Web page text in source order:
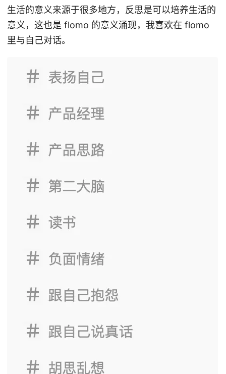
生活的意义来源于很多地方，反思是可以培养生活的
意义，这也是 flomo 的意义涌现，我喜欢在 flomo
里与自己对话。